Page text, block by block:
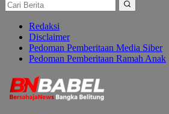
Redaksi
Disclaimer
Pedoman Pemberitaan Media Siber
Pedoman Pemberitaan Ramah Anak